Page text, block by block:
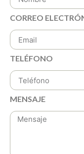
CORREO
TELÉFONO
MENSAJE